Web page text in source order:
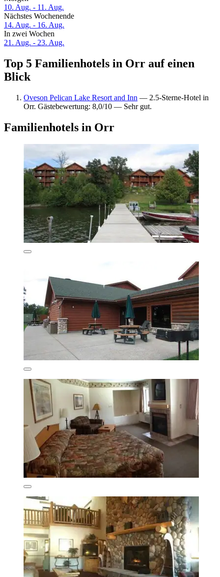
10. Aug. - 11. Aug.
Nächstes Wochenende
14. Aug. - 16. Aug.
In zwei Wochen
21. Aug. - 23. Aug.
Top 5 Familienhotels in Orr auf einen
Blick
Oveson Pelican Lake Resort and Inn — 2.5-Sterne-Hotel in
Orr. Gästebewertung: 8,0/10 — Sehr gut.
Familienhotels in Orr